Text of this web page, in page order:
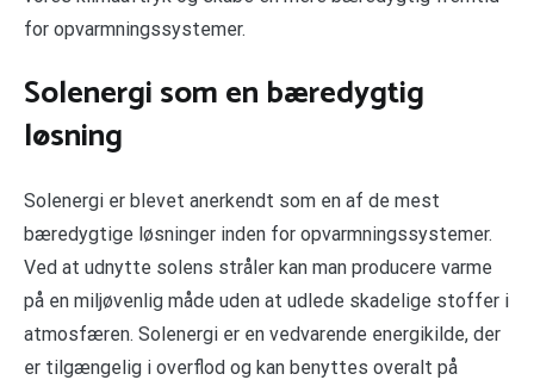
for opvarmningssystemer.
Solenergi som en bæredygtig
løsning
Solenergi er blevet anerkendt som en af de mest
bæredygtige løsninger inden for opvarmningssystemer.
Ved at udnytte solens stråler kan man producere varme
på en miljøvenlig måde uden at udlede skadelige stoffer i
atmosfæren. Solenergi er en vedvarende energikilde, der
er tilgængelig i overflod og kan benyttes overalt på